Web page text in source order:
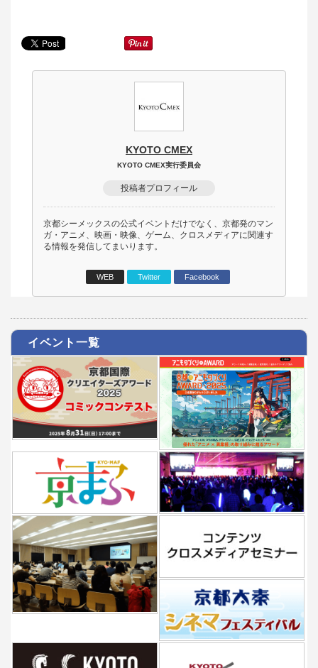
KYOTO CMEX
KYOTO CMEX実行委員会
投稿者プロフィール
京都シーメックスの公式イベントだけでなく、京都発のマン
ガ・アニメ、映画・映像、ゲーム、クロスメディアに関連す
る情報を発信してまいります。
WEB Twitter Facebook
イベント一覧